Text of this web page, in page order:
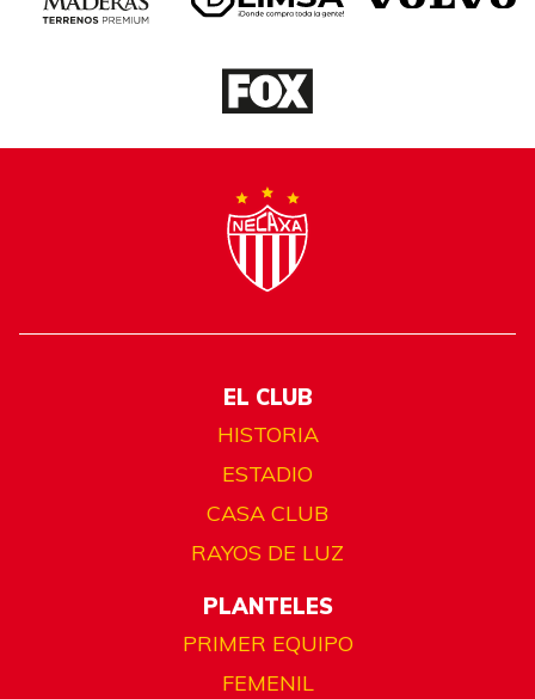
EL CLUB
HISTORIA
ESTADIO
CASA CLUB
RAYOS DE LUZ
PLANTELES
PRIMER EQUIPO
FEMENIL